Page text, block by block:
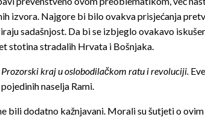
izvora. Najgore bi bilo ovakva prisjećanja
sadašnjost. Da bi se izbjeglo ovakavo
stotina stradalih Hrvata i Bošnjaka.
Prozorski kraj u oslobodilačkom ratu i revoluciji.
naselja Rami.
dodatno kažnjavani. Morali su šutjeti o